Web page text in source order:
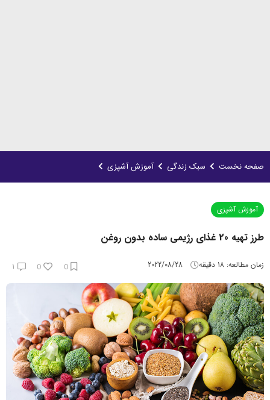
صفحه نخست سبک زندگی آموزش آشپزی
آموزش آشپزی
طرز تهیه 20 غذای رژیمی ساده بدون روغن
زمان مطالعه: 18 دقیقه 2022/08/28
0
0
1